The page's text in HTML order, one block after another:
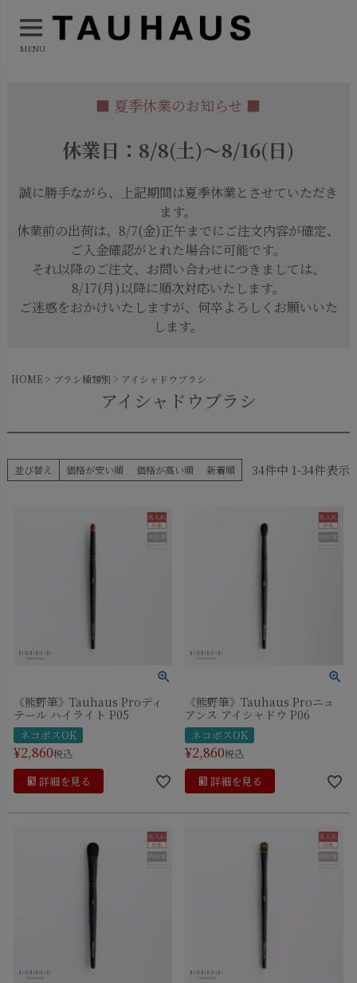
MENU
■ 夏季休業のお知らせ ■
休業日：8/8(土)～8/16(日)
誠に勝手ながら、上記期間は夏季休業とさせていただき
ます。
休業前の出荷は、8/7(金)正午までにご注文内容が確定、
ご入金確認がとれた場合に可能です。
それ以降のご注文、お問い合わせにつきましては、
8/17(月)以降に順次対応いたします。
ご迷惑をおかけいたしますが、何卒よろしくお願いいた
します。
HOME ブラシ種類別 アイシャドウブラシ
アイシャドウブラシ
並び替え 価格が安い順 価格が高い順 新着順 34件中 1-34件表示
《熊野筆》Tauhaus Proディ
テール ハイライト P05
ネコポスOK
¥2,860税込
詳細を見る
《熊野筆》Tauhaus Proニュ
アンス アイシャドウ P06
ネコポスOK
¥2,860税込
詳細を見る